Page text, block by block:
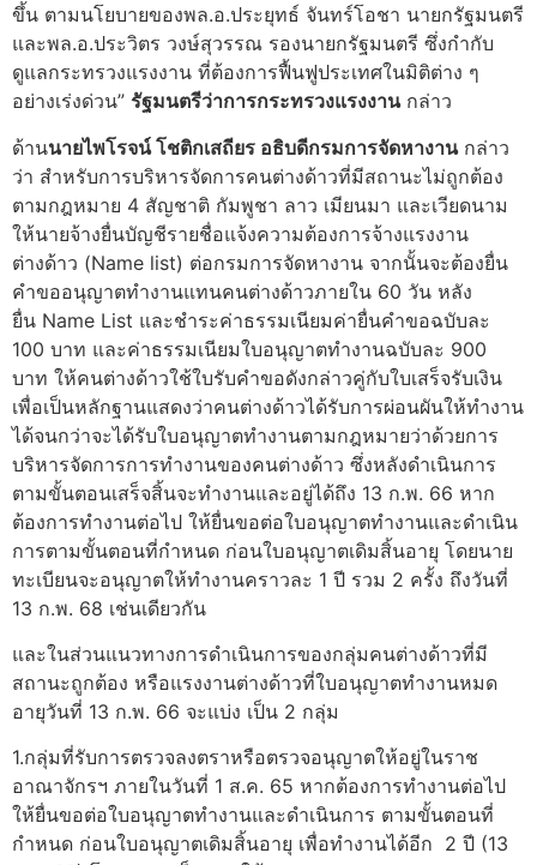
ขึ้น ตามนโยบายของพล.อ.ประยุทธ์ จันทร์โอชา นายกรัฐมนตรี
และพล.อ.ประวิตร วงษ์สุวรรณ รองนายกรัฐมนตรี ซึ่งกำกับ
ดูแลกระทรวงแรงงาน ที่ต้องการฟื้นฟูประเทศในมิติต่าง ๆ
อย่างเร่งด่วน” รัฐมนตรีว่าการกระทรวงแรงงานกล่าว
ด้านนายไพโรจน์ โชติกเสถียร อธิบดีกรมการจัดหางานกล่าว
ว่า สำหรับการบริหารจัดการคนต่างด้าวที่มีสถานะไม่ถูกต้อง
ตามกฎหมาย 4 สัญชาติ กัมพูชา ลาว เมียนมา และเวียดนาม
ให้นายจ้างยื่นบัญชีรายชื่อแจ้งความต้องการจ้างแรงงาน
ต่างด้าว (Name list) ต่อกรมการจัดหางาน จากนั้นจะต้องยื่น
คำขออนุญาตทำงานแทนคนต่างด้าวภายใน 60 วัน หลัง
ยื่น Name List และชำระค่าธรรมเนียมค่ายื่นคำขอฉบับละ
100 บาท และค่าธรรมเนียมใบอนุญาตทำงานฉบับละ 900
บาท ให้คนต่างด้าวใช้ใบรับคำขอดังกล่าวคู่กับใบเสร็จรับเงิน
เพื่อเป็นหลักฐานแสดงว่าคนต่างด้าวได้รับการผ่อนผันให้ทำงาน
ได้จนกว่าจะได้รับใบอนุญาตทำงานตามกฎหมายว่าด้วยการ
บริหารจัดการการทำงานของคนต่างด้าว ซึ่งหลังดำเนินการ
ตามขั้นตอนเสร็จสิ้นจะทำงานและอยู่ได้ถึง 13 ก.พ. 66 หาก
ต้องการทำงานต่อไป ให้ยื่นขอต่อใบอนุญาตทำงานและดำเนิน
การตามขั้นตอนที่กำหนด ก่อนใบอนุญาตเดิมสิ้นอายุ โดยนาย
ทะเบียนจะอนุญาตให้ทำงานคราวละ 1 ปี รวม 2 ครั้ง ถึงวันที่
13 ก.พ. 68 เช่นเดียวกัน
และในส่วนแนวทางการดำเนินการของกลุ่มคนต่างด้าวที่มี
สถานะถูกต้อง หรือแรงงานต่างด้าวที่ใบอนุญาตทำงานหมด
อายุวันที่ 13 ก.พ. 66 จะแบ่ง เป็น 2 กลุ่ม
1.กลุ่มที่รับการตรวจลงตราหรือตรวจอนุญาตให้อยู่ในราช
อาณาจักรฯ ภายในวันที่ 1 ส.ค. 65 หากต้องการทำงานต่อไป
ให้ยื่นขอต่อใบอนุญาตทำงานและดำเนินการ ตามขั้นตอนที่
กำหนด ก่อนใบอนุญาตเดิมสิ้นอายุ เพื่อทำงานได้อีก 2 ปี (13